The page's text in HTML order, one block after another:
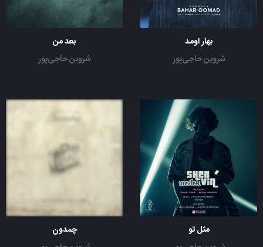
بهار اومد
شروین حاجی‌پور
بعد من
شروین حاجی‌پور
مثل تو
چمدون